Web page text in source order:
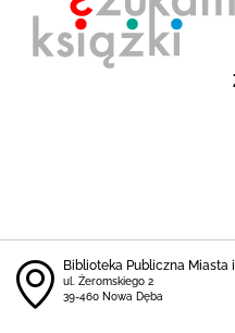
Biblioteka Publiczna Miasta
ul. Żeromskiego 2
39-460 Nowa Dęba